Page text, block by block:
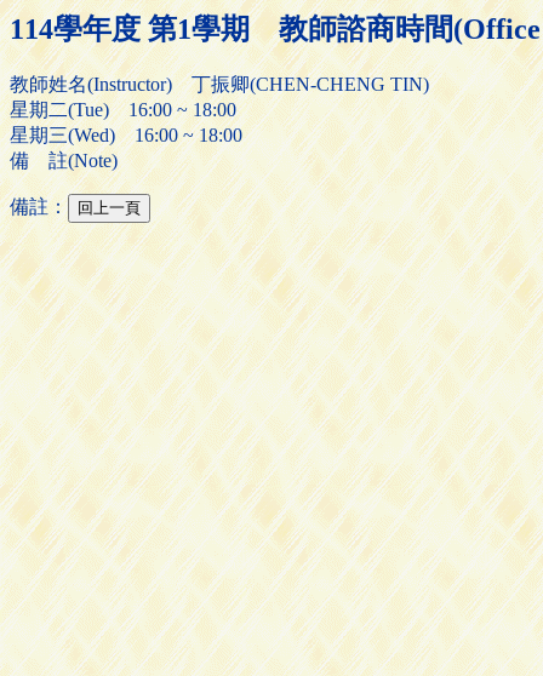
114學年度 第1學期 教師諮商時間
教師姓名(Instructor) 丁振卿(CHEN-CHENG TIN)
星期二(Tue) 16:00 ~ 18:00
星期三(Wed) 16:00 ~ 18:00
備 註(Note)
備註：